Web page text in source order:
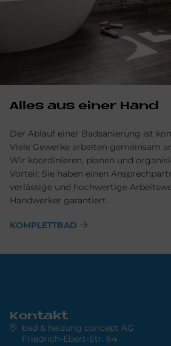
Alles aus einer Hand
Der Ablauf einer Badsanierung ist
Viele Gewerke arbeiten gemein­sam
Wir ko­ordinieren, planen und
Vor­teil: Sie haben einen
verlässige und hoch­wertige
Hand­werker garantiert.
KOMPLETTBAD
Kontakt
bad & heizung concept AG
Friedrich-Ebert-Str. 64